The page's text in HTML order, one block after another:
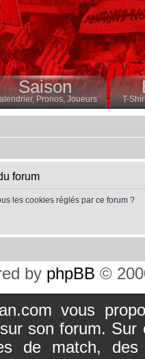
Saison
Pronos, Joueurs T-
forum
les cookies réglés par ce forum ?
by phpBB ©
vous
son forum.
de match, des